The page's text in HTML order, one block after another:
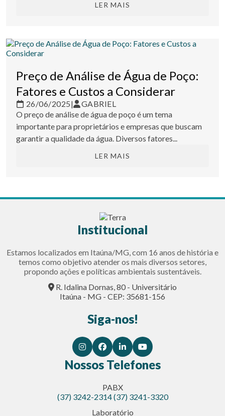
LER MAIS
Preço de Análise de Água de Poço:
Fatores e Custos a Considerar
26/06/2025|
GABRIEL
O preço de análise de água de poço é um tema
importante para proprietários e empresas que buscam
garantir a qualidade da água. Diversos fatores...
LER MAIS
Institucional
Estamos localizados em Itaúna/MG, com 16 anos de história e
temos como objetivo atender os mais diversos setores,
propondo ações e políticas ambientais sustentáveis.
R. Idalina Dornas, 80 - Universitário
Itaúna - MG - CEP: 35681-156
Siga-nos!
Nossos Telefones
PABX
(37) 3242-2314(37) 3241-3320
Laboratório